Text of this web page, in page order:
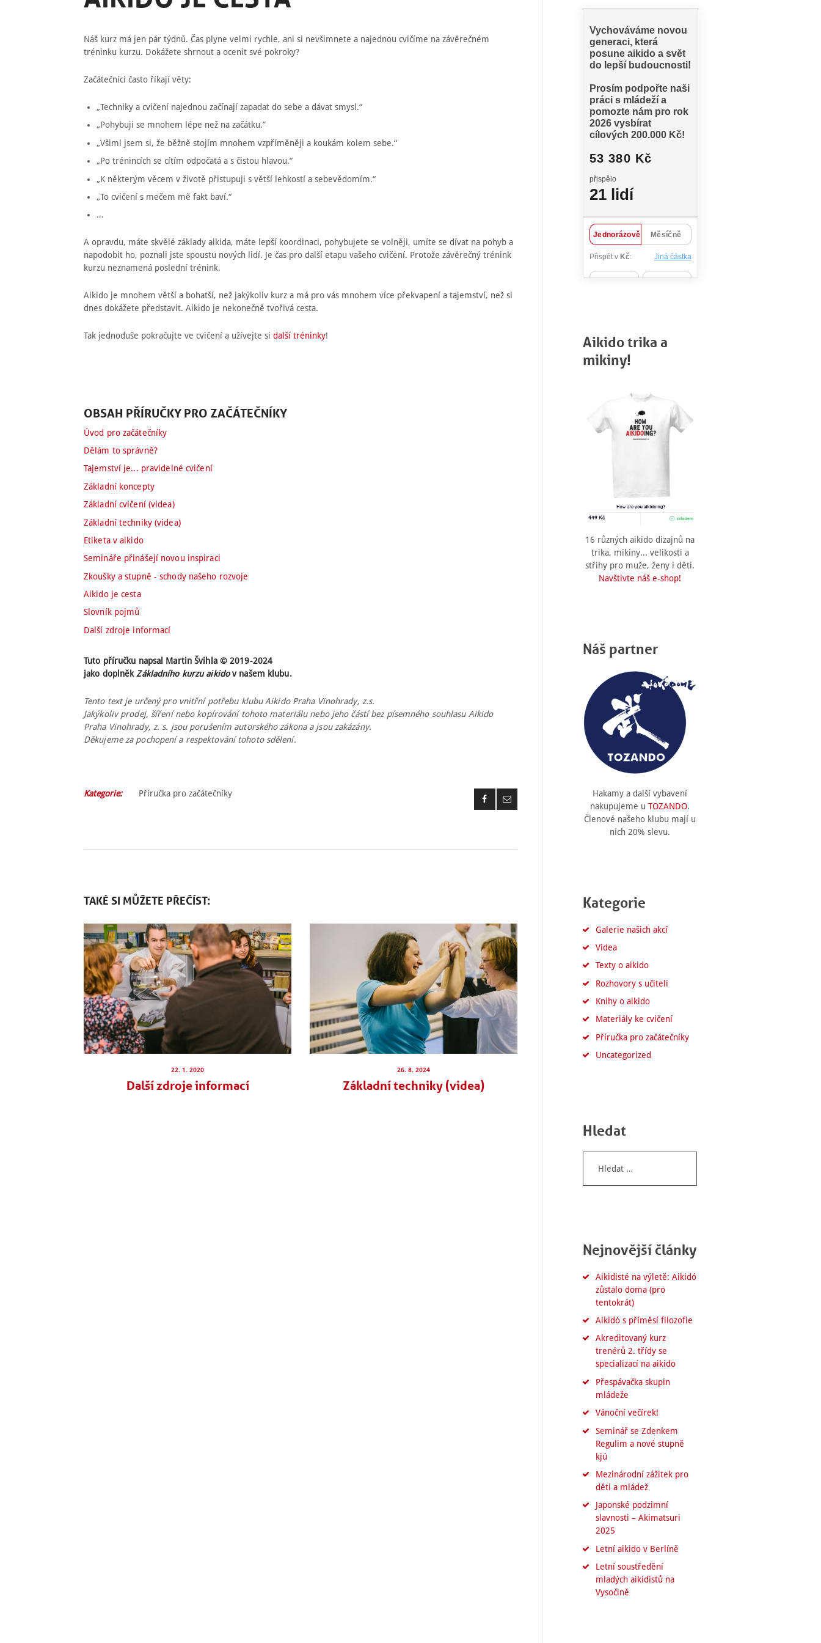
Náš kurz má jen pár týdnů. Čas plyne velmi rychle, ani si nevšimnete a najednou cvičíme na závěrečném
tréninku kurzu. Dokážete shrnout a ocenit své pokroky?
Začátečníci často říkají věty:
„Techniky a cvičení najednou začínají zapadat do sebe a dávat smysl.“
„Pohybuji se mnohem lépe než na začátku.”
„Všiml jsem si, že běžně stojím mnohem vzpříměněji a koukám kolem sebe.“
„Po trénincích se cítím odpočatá a s čistou hlavou.“
„K některým věcem v životě přistupuji s větší lehkostí a sebevědomím.“
„To cvičení s mečem mě fakt baví.“
…
A opravdu, máte skvělé základy aikida, máte lepší koordinaci, pohybujete se volněji, umíte se dívat na pohyb a
napodobit ho, poznali jste spoustu nových lidí. Je čas pro další etapu vašeho cvičení. Protože závěrečný trénink
kurzu neznamená poslední trénink.
Aikido je mnohem větší a bohatší, než jakýkoliv kurz a má pro vás mnohem více překvapení a tajemství, než si
dnes dokážete představit. Aikido je nekonečně tvořivá cesta.
Tak jednoduše pokračujte ve cvičení a užívejte si další tréninky!
OBSAH PŘÍRUČKY PRO ZAČÁTEČNÍKY
Úvod pro začátečníky
Dělám to správně?
Tajemství je... pravidelné cvičení
Základní koncepty
Základní cvičení (videa)
Základní techniky (videa)
Etiketa v aikido
Semináře přinášejí novou inspiraci
Zkoušky a stupně - schody našeho rozvoje
Aikido je cesta
Slovník pojmů
Další zdroje informací
Tuto příručku napsal Martin Švihla © 2019-2024
jako doplněkZákladního kurzu aikidov našem klubu.
Tento text je určený pro vnitřní potřebu klubu Aikido Praha Vinohrady, z.s.
Jakýkoliv prodej, šíření nebo kopírování tohoto materiálu nebo jeho částí bez písemného souhlasu Aikido
Praha Vinohrady, z. s. jsou porušením autorského zákona a jsou zakázány.
Děkujeme za pochopení a respektování tohoto sdělení.
Kategorie: Příručka pro začátečníky
TAKÉ SI MŮŽETE PŘEČÍST:
22. 1. 2020
Další zdroje informací
26. 8. 2024
Základní techniky (videa)
Aikido trika a
mikiny!
16 různých aikido dizajnů na
trika, mikiny... velikosti a
střihy pro muže, ženy i děti.
Navštivte náš e-shop!
Náš partner
Hakamy a další vybavení
nakupujeme u TOZANDO.
Členové našeho klubu mají u
nich 20% slevu.
Kategorie
Galerie našich akcí
Videa
Texty o aikido
Rozhovory s učiteli
Knihy o aikido
Materiály ke cvičení
Příručka pro začátečníky
Uncategorized
Hledat
Nejnovější články
Aikidisté na výletě: Aikidó
zůstalo doma (pro
tentokrát)
Aikidó s příměsí filozofie
Akreditovaný kurz
trenérů 2. třídy se
specializací na aikido
Přespávačka skupin
mládeže
Vánoční večírek!
Seminář se Zdenkem
Regulim a nové stupně
kjú
Mezinárodní zážitek pro
děti a mládež
Japonské podzimní
slavnosti – Akimatsuri
2025
Letní aikido v Berlíně
Letní soustředění
mladých aikidistů na
Vysočině